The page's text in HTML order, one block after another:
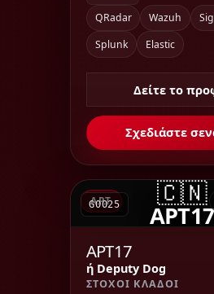
QRadar
Wazuh
Splunk
Elastic
Δείτε το
Σχεδιάστε
APT 🇨🇳
APT17
G0025
APT17
ή Deputy Dog
ΣΤΌΧΟΙ ΚΛΆΔΟΙ